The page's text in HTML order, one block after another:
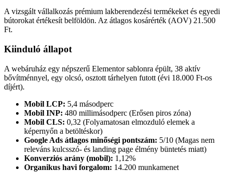
A vizsgált vállalkozás prémium lakberendezési termékeket és egyedi
bútorokat értékesít belföldön. Az átlagos kosárérték (AOV) 21.500
Ft.
Kiinduló állapot
A webáruház egy népszerű Elementor sablonra épült, 38 aktív
bővítménnyel, egy olcsó, osztott tárhelyen futott (évi 18.000 Ft-os
díjért).
Mobil LCP: 5,4 másodperc
Mobil INP: 480 millimásodperc (Erősen piros zóna)
Mobil CLS: 0,32 (Folyamatosan elmozduló elemek a
képernyőn a betöltéskor)
Google Ads átlagos minőségi pontszám: 5/10 (Magas nem
releváns kulcsszó- és landing page élmény büntetés miatt)
Konverziós arány (mobil): 1,12%
Organikus havi forgalom: 14.200 munkamenet